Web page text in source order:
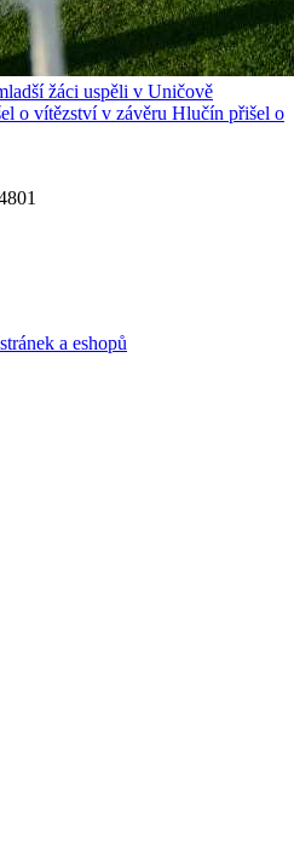
žáci uspěli v Uničově
Hlučín přišel o
a eshopů